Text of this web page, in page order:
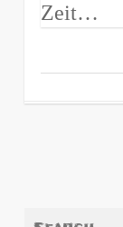
Zeit…